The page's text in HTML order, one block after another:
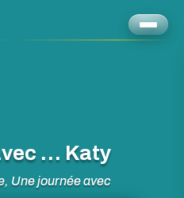
… Katy
, Une journée avec